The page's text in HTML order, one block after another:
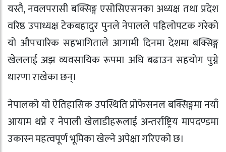
यस्तै, नवलपरासी बक्सिङ्ग एसोसिएसनका अध्यक्ष तथा प्रदेश
वरिष्ठ उपाध्यक्ष टेकबहादुर पुनले नेपालले पहिलोपटक गरेको
यो औपचारिक सहभागिताले आगामी दिनमा देशमा बक्सिङ्ग
खेललाई अझ व्यवसायिक रूपमा अघि बढाउन सहयोग पुग्ने
धारणा राखेका छन्।
नेपालको यो ऐतिहासिक उपस्थिति प्रोफेसनल बक्सिङ्गमा नयाँ
आयाम थप्ने र नेपाली खेलाडीहरूलाई अन्तर्राष्ट्रिय मापदण्डमा
उकास्न महत्वपूर्ण भूमिका खेल्ने अपेक्षा गरिएको छ।